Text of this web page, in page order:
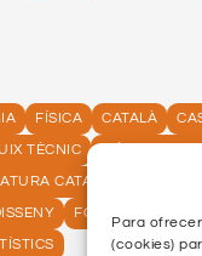
Para
(cookies)
FÍSICA CATALÀ
TÈCNIC
CATALANA
FONAMENTS